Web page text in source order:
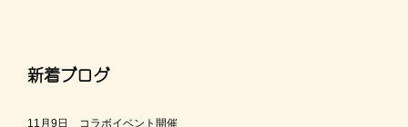
新着ブログ
11月9日 コラボイベント開催